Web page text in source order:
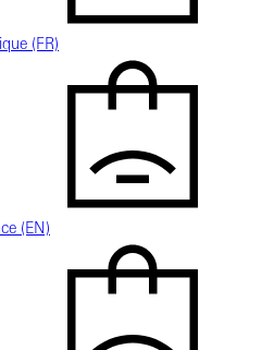
(FR)
(EN)